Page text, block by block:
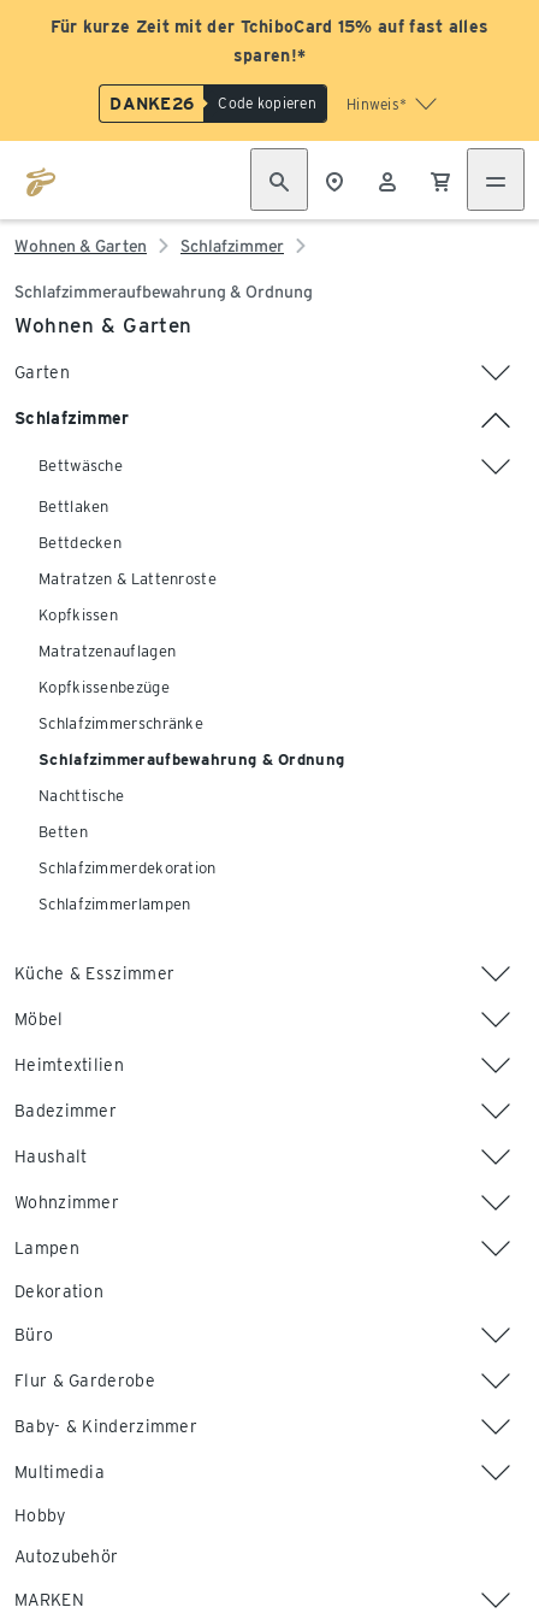
Für kurze Zeit mit der TchiboCard 15% auf fast alles
sparen!*
DANKE26 Code kopieren Hinweis*
Wohnen & Garten Schlafzimmer
Schlafzimmeraufbewahrung & Ordnung
Wohnen & Garten
Garten
Schlafzimmer
Bettwäsche
Bettlaken
Bettdecken
Matratzen & Lattenroste
Kopfkissen
Matratzenauflagen
Kopfkissenbezüge
Schlafzimmerschränke
Schlafzimmeraufbewahrung & Ordnung
Nachttische
Betten
Schlafzimmerdekoration
Schlafzimmerlampen
Küche & Esszimmer
Möbel
Heimtextilien
Badezimmer
Haushalt
Wohnzimmer
Lampen
Dekoration
Büro
Flur & Garderobe
Baby- & Kinderzimmer
Multimedia
Hobby
Autozubehör
MARKEN